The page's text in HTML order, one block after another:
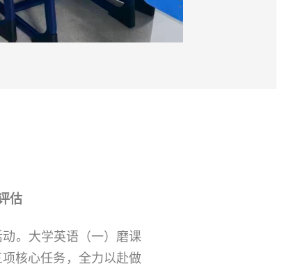
估
。大学英语（一）磨课
核心任务，全力以赴做